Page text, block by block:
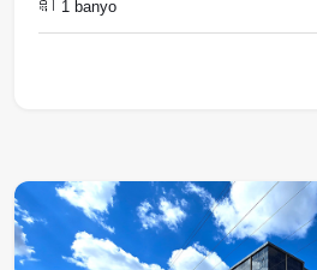
1 banyo